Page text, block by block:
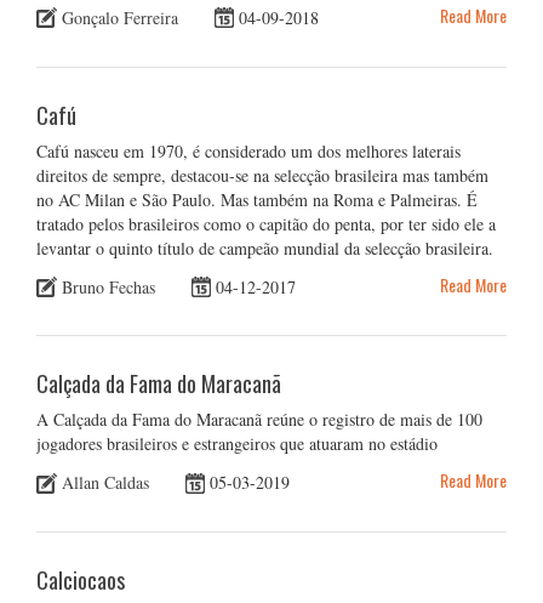
Gonçalo Ferreira
04-09-2018 Read More
Cafú
Cafú nasceu em 1970, é considerado um dos melhores laterais
direitos de sempre, destacou-se na selecção brasileira mas também
no AC Milan e São Paulo. Mas também na Roma e Palmeiras. É
tratado pelos brasileiros como o capitão do penta, por ter sido ele a
levantar o quinto título de campeão mundial da selecção brasileira.
Bruno Fechas
04-12-2017 Read More
Calçada da Fama do Maracanã
A Calçada da Fama do Maracanã reúne o registro de mais de 100
jogadores brasileiros e estrangeiros que atuaram no estádio
Allan Caldas
05-03-2019 Read More
Calciocaos